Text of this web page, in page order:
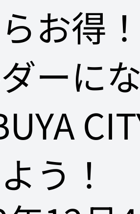
お得
ーに
う！